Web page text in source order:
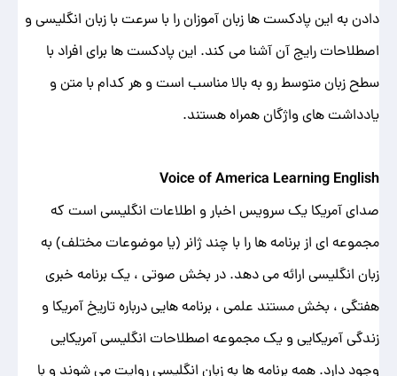
دادن به این پادکست ها زبان آموزان را با سرعت با زبان انگلیسی و
اصطلاحات رایج آن آشنا می کند. این پادکست ها برای افراد با
سطح زبان متوسط رو به بالا مناسب است و هر کدام با متن و
یادداشت های واژگان همراه هستند.
Voice of America Learning English
صدای آمریکا یک سرویس اخبار و اطلاعات انگلیسی است که
مجموعه ای از برنامه ها را با چند ژانر (یا موضوعات مختلف) به
زبان انگلیسی ارائه می دهد. در بخش صوتی ، یک برنامه خبری
هفتگی ، بخش مستند علمی ، برنامه هایی درباره تاریخ آمریکا و
زندگی آمریکایی و یک مجموعه اصطلاحات انگلیسی آمریکایی
وجود دارد. همه برنامه ها به زبان انگلیسی روایت می شوند و با